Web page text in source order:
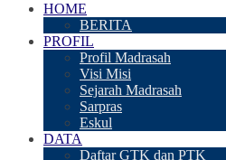
HOME
BERITA
PROFIL
Profil Madrasah
Visi Misi
Sejarah Madrasah
Sarpras
Eskul
DATA
Daftar GTK dan PTK